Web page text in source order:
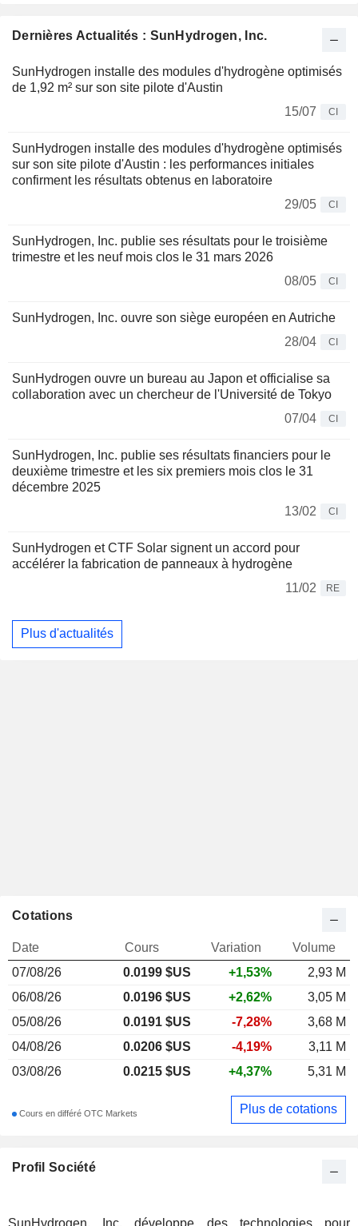
Dernières Actualités : SunHydrogen, Inc.
SunHydrogen installe des modules d'hydrogène optimisés
de 1,92 m² sur son site pilote d'Austin
15/07
CI
SunHydrogen installe des modules d'hydrogène optimisés
sur son site pilote d'Austin : les performances initiales
confirment les résultats obtenus en laboratoire
29/05
CI
SunHydrogen, Inc. publie ses résultats pour le troisième
trimestre et les neuf mois clos le 31 mars 2026
08/05
CI
SunHydrogen, Inc. ouvre son siège européen en Autriche
28/04
CI
SunHydrogen ouvre un bureau au Japon et officialise sa
collaboration avec un chercheur de l'Université de Tokyo
07/04
CI
SunHydrogen, Inc. publie ses résultats financiers pour le
deuxième trimestre et les six premiers mois clos le 31
décembre 2025
13/02
CI
SunHydrogen et CTF Solar signent un accord pour
accélérer la fabrication de panneaux à hydrogène
11/02
RE
Plus d'actualités
Profil Société
SunHydrogen, Inc. développe des technologies pour
Cotations
Date Cours Variation
Volume
07/08/26
0.0199 $US +1,53%
2,93 M
06/08/26
0.0196 $US +2,62%
3,05 M
05/08/26
0.0191 $US -7,28%
3,68 M
04/08/26
0.0206 $US -4,19%
3,11 M
03/08/26
0.0215 $US +4,37% 5,31 M
Cours en différé OTC Markets Plus de cotations